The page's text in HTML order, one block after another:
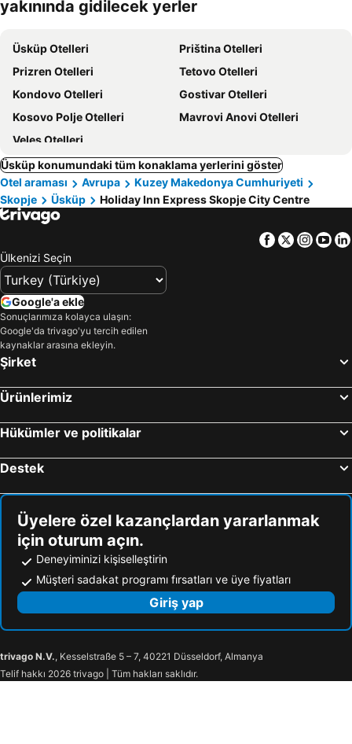
yakınında gidilecek yerler
Üsküp Otelleri
Priština Otelleri
Prizren Otelleri
Tetovo Otelleri
Kondovo Otelleri
Gostivar Otelleri
Kosovo Polje Otelleri
Mavrovi Anovi Otelleri
Veles Otelleri
Üsküp konumundaki tüm konaklama yerlerini göster
Otel araması
Avrupa
Kuzey Makedonya Cumhuriyeti
Skopje
Üsküp Holiday Inn Express Skopje City Centre
Facebook
Twitter
Ülkenizi Seçin
Google'a ekle
Sonuçlarımıza kolayca ulaşın:
Google'da trivago'yu tercih edilen
kaynaklar arasına ekleyin.
Şirket
Ürünlerimiz
Hükümler ve politikalar
Destek
Üyelere özel kazançlardan yararlanmak
için oturum açın.
Deneyiminizi kişiselleştirin
Müşteri sadakat programı fırsatları ve üye fiyatları
Giriş yap
trivago N.V., Kesselstraße 5 – 7, 40221 Düsseldorf, Almanya
Telif hakkı 2026 trivago | Tüm hakları saklıdır.